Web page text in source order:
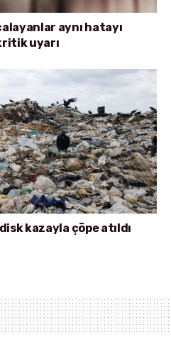
aynı hatayı
uyarı
kazayla çöpe atıldı